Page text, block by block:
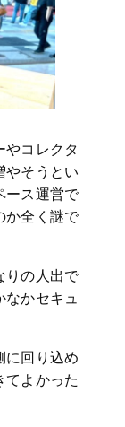
コレクタ
やそうとい
ース運営で
か全く謎で
りの人出で
なかセキュ
に回り込め
よかった